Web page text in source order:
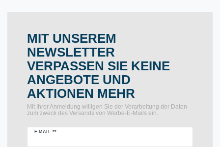
MIT UNSEREM
NEWSLETTER
VERPASSEN SIE KEINE
ANGEBOTE UND
AKTIONEN MEHR
Mit Ihrer Anmeldung willigen Sie der Verarbeitung der Daten
zum zweck des Versands von Werbe-E-Mails ein.
E-MAIL **
Newsletter